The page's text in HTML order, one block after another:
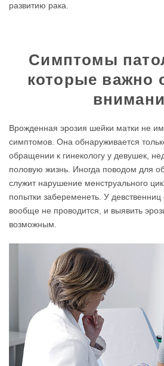
развитию рака.
Симптомы
которые важно
Врожденная эрозия шейки матки не
симптомов. Она обнаруживается
обращении к гинекологу у девушек,
половую жизнь. Иногда поводом для
служит нарушение менструального
попытки забеременеть. У девственниц
вообще не проводится, и выявить
возможным.